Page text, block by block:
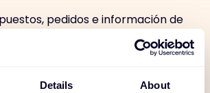
Details About
pedidos e información de
momento.
y vencimientos.